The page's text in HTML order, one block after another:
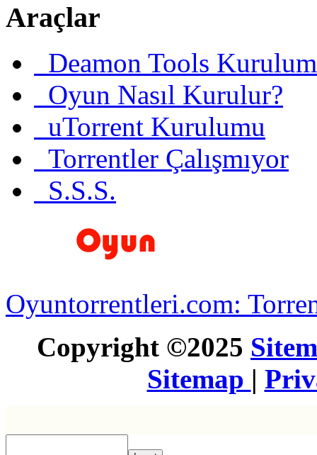
Araçlar
Deamon Tools
Oyun Nasıl Kurulur?
uTorrent Kurulumu
Torrentler Çalışmıyor
S.S.S.
Oyuntorrentleri.com:
Copyright ©2025
Sitemap |